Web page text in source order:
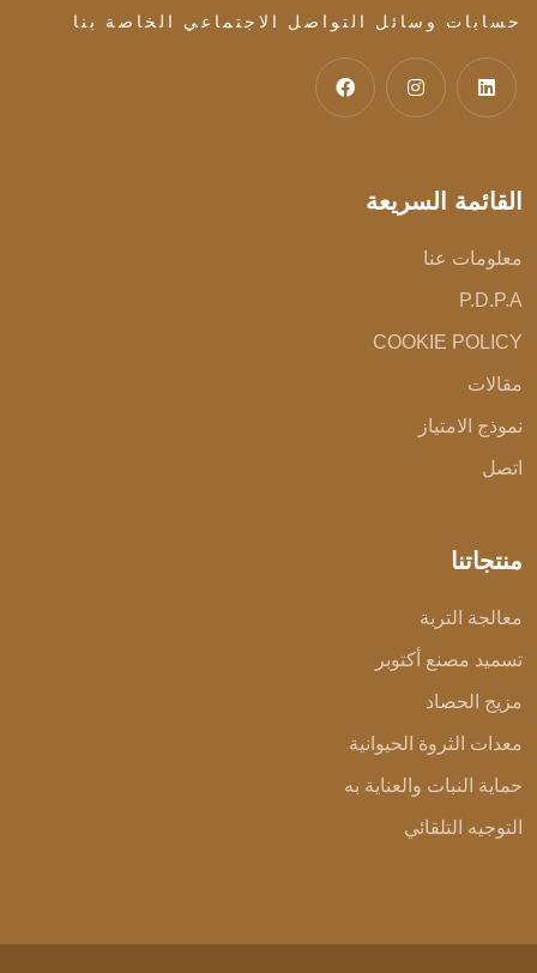
حسابات وسائل التواصل الاجتماعي الخاصة بنا
القائمة السريعة
معلومات عنا
P.D.P.A
COOKIE POLICY
مقالات
نموذج الامتياز
اتصل
منتجاتنا
معالجة التربة
تسميد مصنع أكتوبر
مزيج الحصاد
معدات الثروة الحيوانية
حماية النبات والعناية به
التوجيه التلقائي